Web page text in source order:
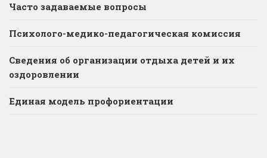
Часто задаваемые вопросы
Психолого-медико-педагогическая комиссия
Сведения об организации отдыха детей и их
оздоровлении
Единая модель профориентации